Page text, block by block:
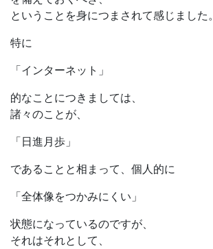
ということを身につまされて感じました。
特に
「インターネット」
的なことにつきましては、
諸々のことが、
「日進月歩」
であることと相まって、個人的に
「全体像をつかみにくい」
状態になっているのですが、
それはそれとして、